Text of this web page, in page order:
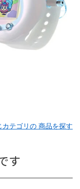
カテゴリの 商品を探す
す